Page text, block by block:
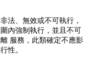
法、無效或不可執行，
內強制執行，並且不可
服務，此類確定不應影
性。